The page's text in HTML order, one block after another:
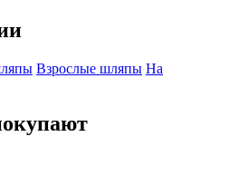
Взрослые шляпы На